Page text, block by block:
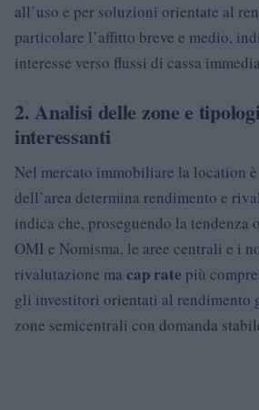
all’uso e per soluzioni orientate al
particolare l’affitto breve e medio,
interesse verso flussi di cassa
2. Analisi delle zone e
interessanti
Nel mercato immobiliare la location
dell’area determina rendimento e
indica che, proseguendo la tendenza
OMI e Nomisma, le aree centrali e i
rivalutazione ma cap rate più
gli investitori orientati al rendimento
zone semicentrali con domanda